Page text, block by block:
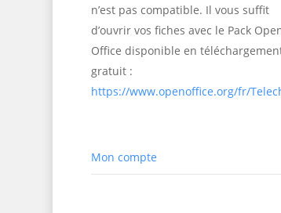
n’est pas compatible. Il vous suffit
d’ouvrir vos fiches avec le Pack
Office disponible en
gratuit :
https://www.openoffice.org/fr/
Mon compte